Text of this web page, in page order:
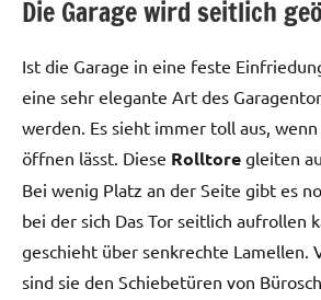
Die Garage wird seitlich
Ist die Garage in eine feste
eine sehr elegante Art des
werden. Es sieht immer toll aus,
öffnen lässt. Diese Rolltore gleiten
Bei wenig Platz an der Seite gibt es
bei der sich Das Tor seitlich aufrollen
geschieht über senkrechte Lamellen.
sind sie den Schiebetüren von